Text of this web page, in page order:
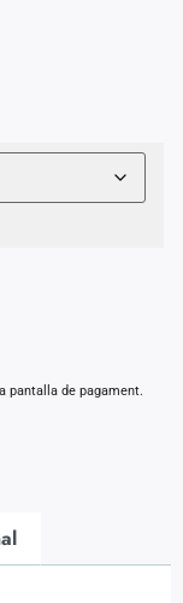
pantalla de pagament.